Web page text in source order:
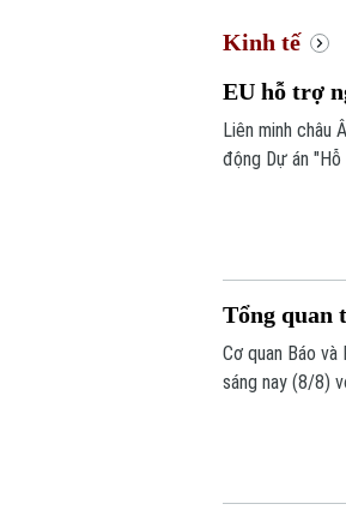
Kinh tế
EU hỗ trợ
Liên minh châu
động Dự án
Tổng quan
Cơ quan Báo
sáng nay (8/8)